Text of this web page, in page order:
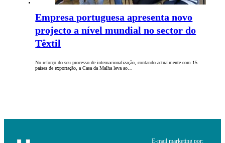
Empresa portuguesa apresenta novo
projecto a nível mundial no sector do
Têxtil
No reforço do seu processo de internacionalização, contando actualmente com 15
países de exportação, a Casa da Malha leva ao…
E-mail marketing por: